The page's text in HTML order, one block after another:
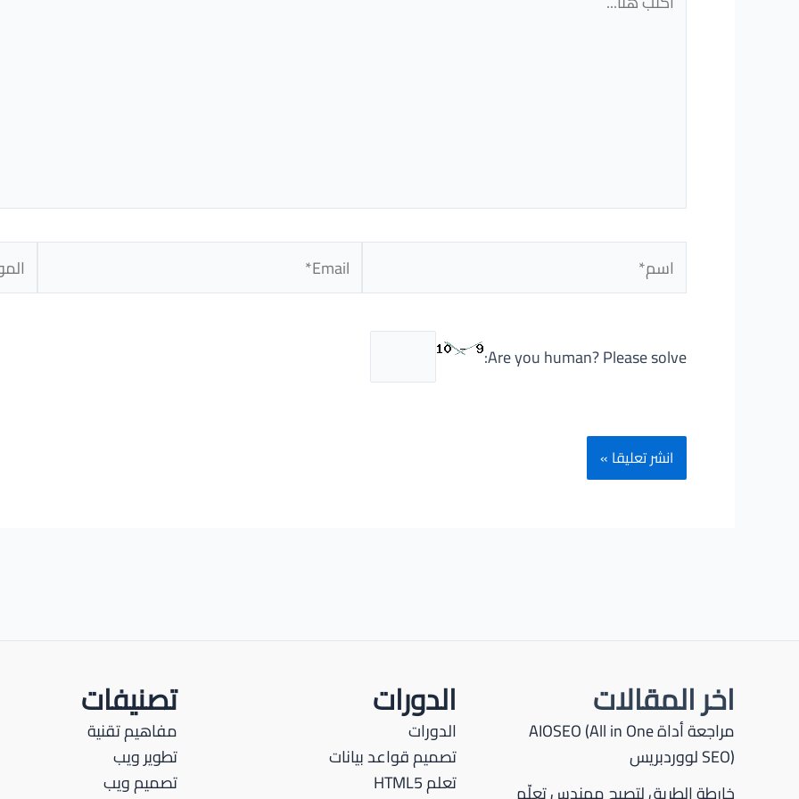
هنا...
Are you human? Please solve:
اخر المقالات
مراجعة أداة AIOSEO (All in One
SEO) لووردبريس
الدورات
الدورات
تصميم قواعد بيانات
تعلم HTML5
تصنيفات
مفاهيم تقنية
تطوير ويب
تصميم ويب